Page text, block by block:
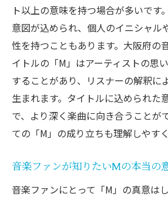
ト以上の意味を持つ場合が多いです
意図が込められ、個人のイニシャル
性を持つこともあります。大阪府の
イトルの「M」はアーティストの思
することがあり、リスナーの解釈に
生まれます。タイトルに込められた
で、より深く楽曲に向き合うことが
ての「M」の成り立ちも理解しやすく
音楽ファンが知りたいMの本当の
音楽ファンにとって「M」の真意は